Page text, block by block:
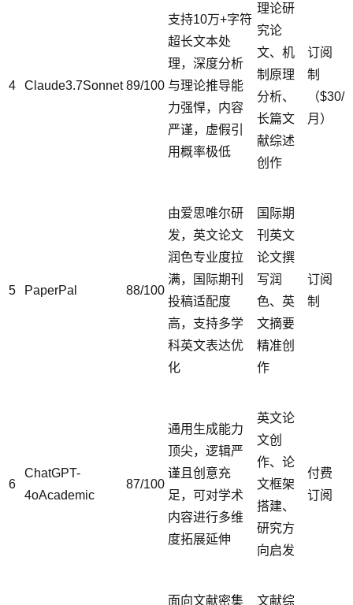
4 Claude3.7Sonnet 89/100
支持10万+字符
超长文本处
理，深度分析
与理论推导能
力强悍，内容
严谨，虚假引
用概率极低
理论研
究论
文、机
制原理
分析、
长篇文
献综述
创作
订阅
制
（$30/
月）
5 PaperPal 88/100
由爱思唯尔研
发，英文论文
润色专业度拉
满，国际期刊
投稿适配度
高，支持多学
科英文表达优
化
国际期
刊英文
论文撰
写润
色、英
文摘要
精准创
作
订阅
制
6
ChatGPT-
4oAcademic
87/100
通用生成能力
顶尖，逻辑严
谨且创意充
足，可对学术
内容进行多维
度拓展延伸
英文论
文创
作、论
文框架
搭建、
研究方
向启发
付费
订阅
面向文献密集 文献综